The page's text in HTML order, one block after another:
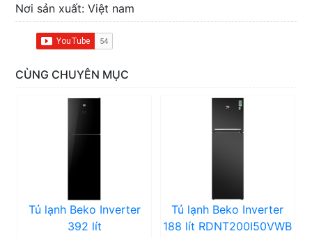
Nơi sản xuất: Việt nam
CÙNG CHUYÊN MỤC
Tủ lạnh Beko Inverter
392 lít
Tủ lạnh Beko Inverter
188 lít RDNT200I50VWB